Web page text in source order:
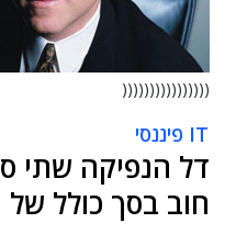
((((((((((((((((
IT פיננסי
דל הנפיקה שתי
חוב בסך כולל של